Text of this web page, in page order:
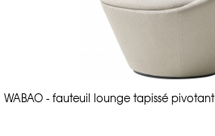
WABAO - fauteuil lounge tapissé pivotant